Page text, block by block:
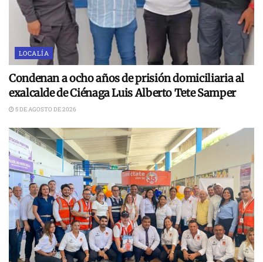
LOCALÍA
Condenan a ocho años de prisión domiciliaria al
exalcalde de Ciénaga Luis Alberto Tete Samper
5 DE AGOSTO DE 2026